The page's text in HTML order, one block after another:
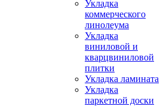
Укладка
коммерческого
линолеума
Укладка
виниловой и
кварцвиниловой
плитки
Укладка ламината
Укладка
паркетной доски